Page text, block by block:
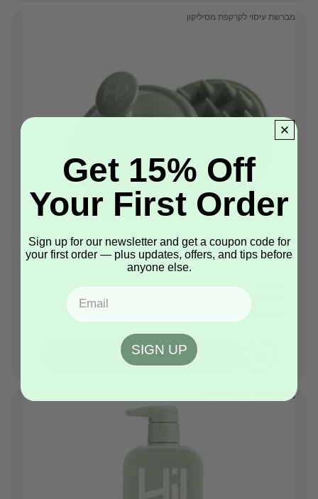
מברשת עיסוי לקרקפת מסיליקון
מברשת עיסוי לקרקפת מסיליקון
מחיר רגיל
רכישה מהירה
מרכך להזנה ובריאות השיער
Get 15% Off
Your First Order
Sign up for our newsletter and get a coupon code for
your first order — plus updates, offers, and tips before
anyone else.
Email
SIGN UP